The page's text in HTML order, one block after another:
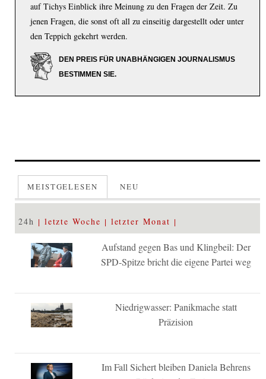
auf Tichys Einblick ihre Meinung zu den Fragen der Zeit. Zu
jenen Fragen, die sonst oft all zu einseitig dargestellt oder unter
den Teppich gekehrt werden.
DEN PREIS FÜR UNABHÄNGIGEN JOURNALISMUS
BESTIMMEN SIE.
MEISTGELESEN NEU
24h letzte Woche letzter Monat
Aufstand gegen Bas und Klingbeil: Der
SPD-Spitze bricht die eigene Partei weg
Niedrigwasser: Panikmache statt
Präzision
Im Fall Sichert bleiben Daniela Behrens